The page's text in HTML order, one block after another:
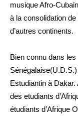
musique Afro-
à la consolidation
d’autres continents.
Bien connu dans
Estudiantin à Dakar.
des etudiants
étudiants d’Afrique